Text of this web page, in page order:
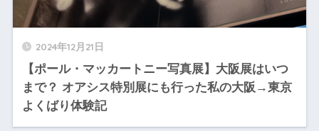
2024年12月21日
【ポール・マッカートニー写真展】大阪展はいつ
まで？ オアシス特別展にも行った私の大阪→東京
よくばり体験記